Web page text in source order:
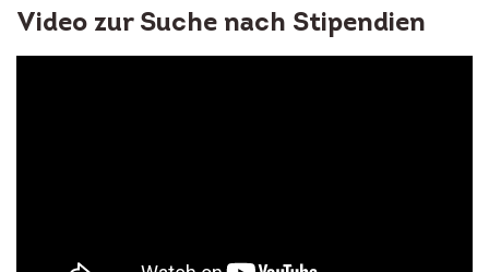
Video zur Suche nach Stipendien